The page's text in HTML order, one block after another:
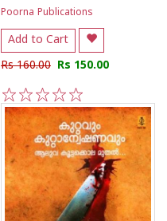
Poorna Publications
Add to Cart
Rs 160.00 Rs 150.00
5
4
3
2
1